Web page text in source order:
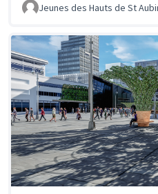
Jeunes des Hauts de St